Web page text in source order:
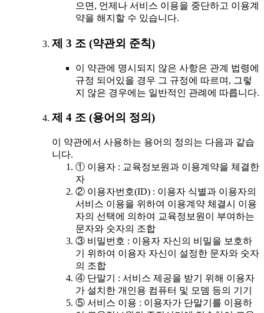
으면, 언제나 서비스 이용을 중단하고 이용계
약을 해지할 수 있습니다.
제 3 조 (약관외 준칙)
이 약관에 명시되지 않은 사항은 관계 법령에
규정 되어있을 경우 그 규정에 따르며, 그렇
지 않은 경우에는 일반적인 관례에 따릅니다.
제 4 조 (용어의 정의)
이 약관에서 사용하는 용어의 정의는 다음과 같습
니다.
① 이용자 : 교육정보원과 이용계약을 체결한
자
② 이용자번호(ID) : 이용자 식별과 이용자의
서비스 이용을 위하여 이용계약 체결시 이용
자의 선택에 의하여 교육정보원이 부여하는
문자와 숫자의 조합
③ 비밀번호 : 이용자 자신의 비밀을 보호하
기 위하여 이용자 자신이 설정한 문자와 숫자
의 조합
④ 단말기 : 서비스 제공을 받기 위해 이용자
가 설치한 개인용 컴퓨터 및 모뎀 등의 기기
⑤ 서비스 이용 : 이용자가 단말기를 이용하